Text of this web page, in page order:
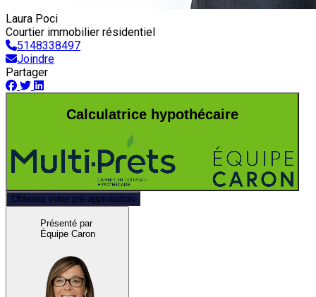
Laura Poci
Courtier immobilier résidentiel
5148338497
Joindre
Partager
Calculatrice hypothécaire
Obtenez votre pré-approbation
Présenté par
Équipe Caron